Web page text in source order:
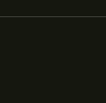
Corp Ltd es de 0.8450‎$‎.